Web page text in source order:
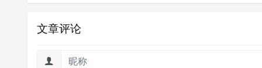
文章评论